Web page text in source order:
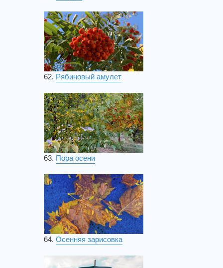
62. Рябиновый амулет
63. Пора осени
64. Осенняя зарисовка